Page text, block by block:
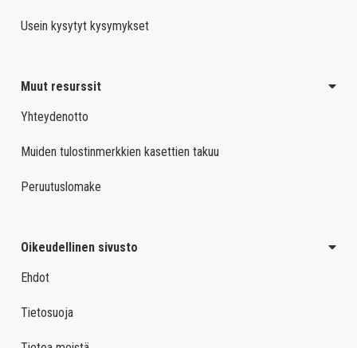
Usein kysytyt kysymykset
Muut resurssit
Yhteydenotto
Muiden tulostinmerkkien kasettien takuu
Peruutuslomake
Oikeudellinen sivusto
Ehdot
Tietosuoja